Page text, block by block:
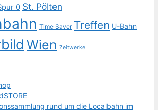
0 St. Pölten
Time Saver Treffen U-Bahn
Wien Zeitwerke
rund um die Localbahn im